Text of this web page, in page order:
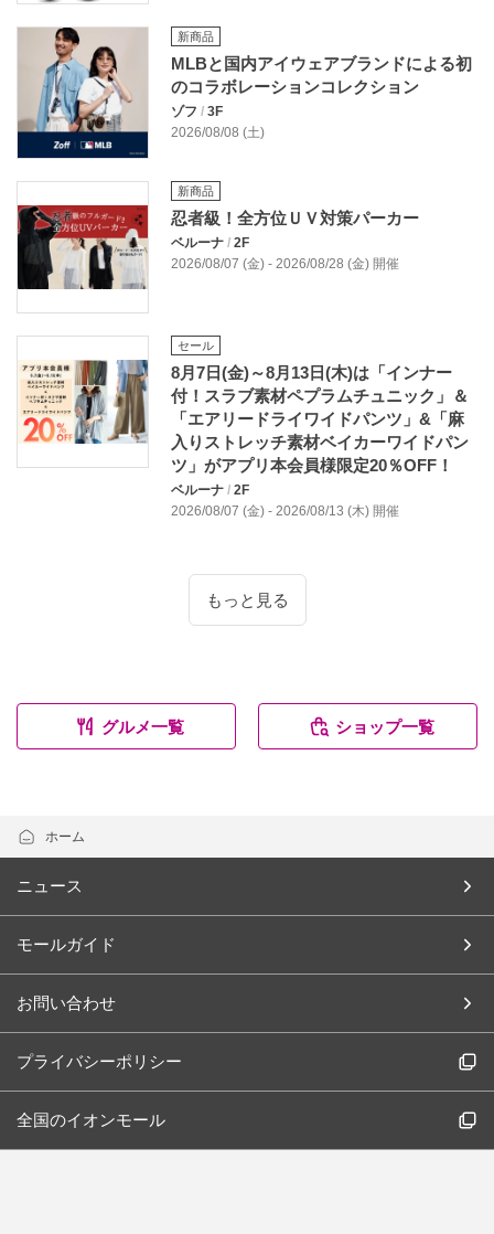
新商品
MLBと国内アイウェアブランドによる初
のコラボレーションコレクション
ゾフ / 3F
2026/08/08 (土)
新商品
忍者級！全方位ＵＶ対策パーカー
ベルーナ / 2F
2026/08/07 (金) - 2026/08/28 (金) 開催
セール
8月7日(金)～8月13日(木)は「インナー
付！スラブ素材ペプラムチュニック」＆
「エアリードライワイドパンツ」&「麻
入りストレッチ素材ベイカーワイドパン
ツ」がアプリ本会員様限定20％OFF！
ベルーナ / 2F
2026/08/07 (金) - 2026/08/13 (木) 開催
もっと見る
グルメ一覧 ショップ一覧
ホーム
ニュース
モールガイド
お問い合わせ
プライバシーポリシー
全国のイオンモール